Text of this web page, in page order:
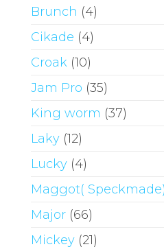
Brunch (4)
Cikade (4)
Croak (10)
Jam Pro (35)
King worm (37)
Laky (12)
Lucky (4)
Maggot( Speckmade)
Major (66)
Mickey (21)